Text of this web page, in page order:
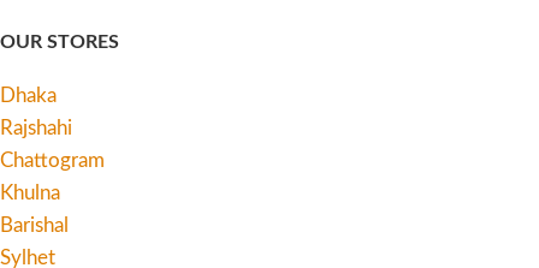
OUR STORES
Dhaka
Rajshahi
Chattogram
Khulna
Barishal
Sylhet